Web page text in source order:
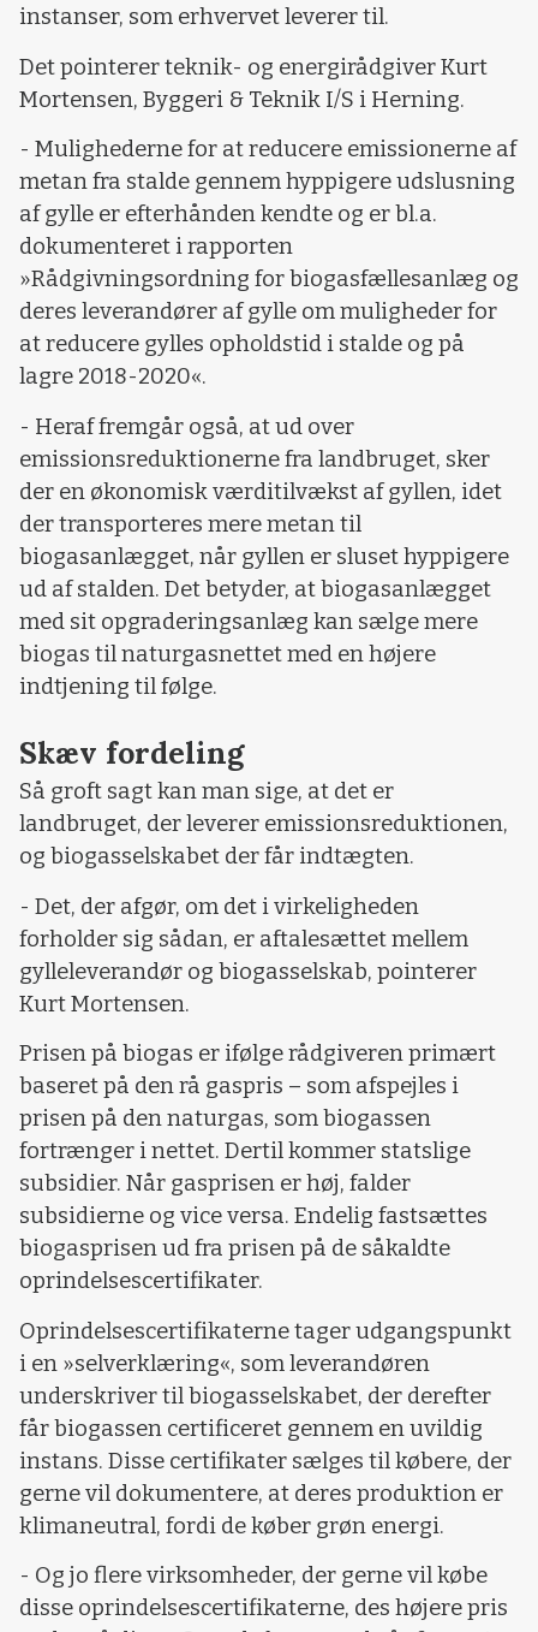
instanser, som erhvervet leverer til.
Det pointerer teknik- og energirådgiver Kurt
Mortensen, Byggeri & Teknik I/S i Herning.
- Mulighederne for at reducere emissionerne af
metan fra stalde gennem hyppigere udslusning
af gylle er efterhånden kendte og er bl.a.
dokumenteret i rapporten
»Rådgivningsordning for biogasfællesanlæg og
deres leverandører af gylle om muligheder for
at reducere gylles opholdstid i stalde og på
lagre 2018-2020«.
- Heraf fremgår også, at ud over
emissionsreduktionerne fra landbruget, sker
der en økonomisk værditilvækst af gyllen, idet
der transporteres mere metan til
biogasanlægget, når gyllen er sluset hyppigere
ud af stalden. Det betyder, at biogasanlægget
med sit opgraderingsanlæg kan sælge mere
biogas til naturgasnettet med en højere
indtjening til følge.
Skæv fordeling
Så groft sagt kan man sige, at det er
landbruget, der leverer emissionsreduktionen,
og biogasselskabet der får indtægten.
- Det, der afgør, om det i virkeligheden
forholder sig sådan, er aftalesættet mellem
gylleleverandør og biogasselskab, pointerer
Kurt Mortensen.
Prisen på biogas er ifølge rådgiveren primært
baseret på den rå gaspris – som afspejles i
prisen på den naturgas, som biogassen
fortrænger i nettet. Dertil kommer statslige
subsidier. Når gasprisen er høj, falder
subsidierne og vice versa. Endelig fastsættes
biogasprisen ud fra prisen på de såkaldte
oprindelsescertifikater.
Oprindelsescertifikaterne tager udgangspunkt
i en »selverklæring«, som leverandøren
underskriver til biogasselskabet, der derefter
får biogassen certificeret gennem en uvildig
instans. Disse certifikater sælges til købere, der
gerne vil dokumentere, at deres produktion er
klimaneutral, fordi de køber grøn energi.
- Og jo flere virksomheder, der gerne vil købe
disse oprindelsescertifikaterne, des højere pris